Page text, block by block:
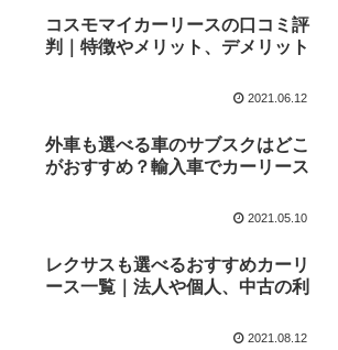
コスモマイカーリースの口コミ評
判｜特徴やメリット、デメリット
2021.06.12
外車も選べる車のサブスクはどこ
がおすすめ？輸入車でカーリース
2021.05.10
レクサスも選べるおすすめカーリ
ース一覧｜法人や個人、中古の利
2021.08.12